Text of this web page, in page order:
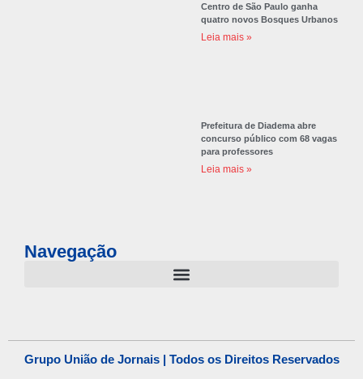
Centro de São Paulo ganha
quatro novos Bosques Urbanos
Leia mais »
Prefeitura de Diadema abre
concurso público com 68 vagas
para professores
Leia mais »
Navegação
Grupo União de Jornais | Todos os Direitos Reservados